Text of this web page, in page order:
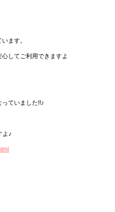
ます。
してご利用できますよ
ていました!!♪
よ♪